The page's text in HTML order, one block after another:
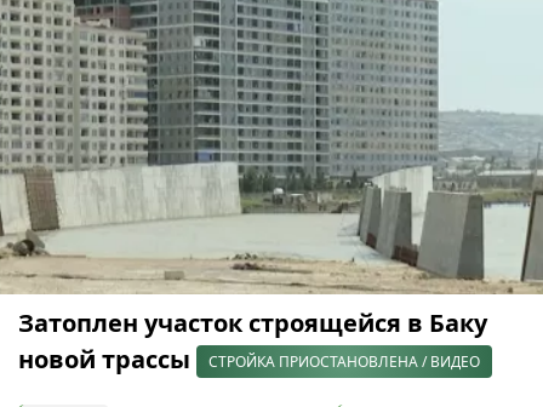
Затоплен участок строящейся в Баку
новой трассы
СТРОЙКА ПРИОСТАНОВЛЕНА / ВИДЕО